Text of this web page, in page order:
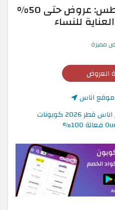
كود خصم اناس أغسطس: عروض حتى 50%
للنساء
مميزة
العروض
موقع اناس
العودة إلى كود خصم اناس قطر 2026 كوبونات